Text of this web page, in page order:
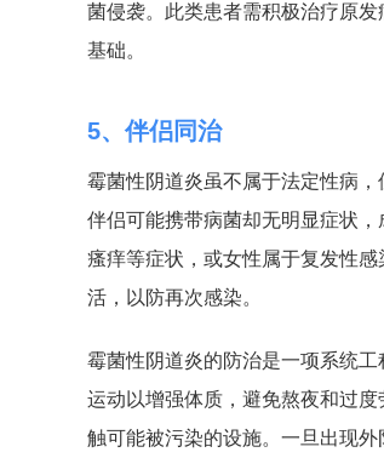
菌侵袭。此类患者需积极治疗原
基础。
5、伴侣同治
霉菌性阴道炎虽不属于法定性病
伴侣可能携带病菌却无明显症状
瘙痒等症状，或女性属于复发性
活，以防再次感染。
霉菌性阴道炎的防治是一项系统
运动以增强体质，避免熬夜和过
触可能被污染的设施。一旦出现